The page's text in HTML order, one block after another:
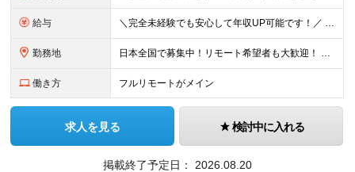
給与 ＼完全未経験でも安心して年収UP可能です！／ -------------- 【1】営業 月給25万円～80万円＋賞与 【2】事務 月給21万円～50万円＋賞与 【3】マーケ 月給25万円～80万円
勤務地 日本全国で募集中！リモート希望者も大歓迎！ ※クライアントオフィスへの出勤が必要な場合は、 「東京オフィス」または「首都圏・関西圏」になります ※勤務地の選択はご希望を考慮し、転居を伴う転勤はありま
働き方 フルリモートがメイン
求人を見る 検討中に入れる
掲載終了予定日： 2026.08.20